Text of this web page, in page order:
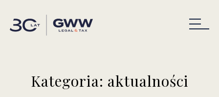
Kategoria: aktualności